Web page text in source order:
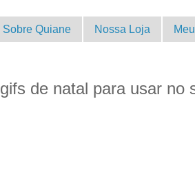
Sobre Quiane Nossa Loja
gifs de natal para usar no